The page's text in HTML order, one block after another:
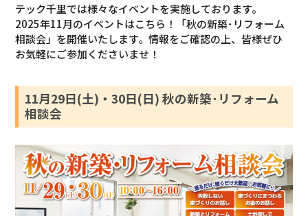
テック千里では様々なイベントを実施しております。
2025年11月のイベントはこちら！「秋の新築･リフォーム
相談会」を開催いたします。情報をご確認の上、皆様ぜひ
お気軽にご参加くださいませ！
11月29日(土)・30日(日) 秋の新築･リフォーム
相談会